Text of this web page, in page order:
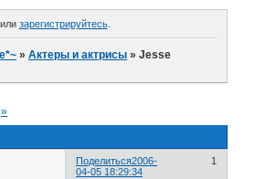
зарегистрируйтесь.
»Актеры и актрисы »Jesse
»
Поделиться 1
2006-
04-05 18:29:34